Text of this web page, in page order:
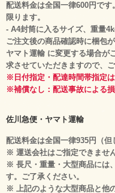
配送料金は全国一律600円で
限ります。
- A4封筒に入るサイズ、重量
ご注文後の商品確認時に梱包
ヤマト運輸 に変更する場合が
求させていただきますので、ご
※日付指定・配達時間帯指定
※補償なし：配送事故による損
佐川急便・ヤマト運輸
配送料金は全国一律935円（但
※ 運送会社はご指定できません
※ 長尺・重量・大型商品には
す。ご了承ください。
※ 上記のような大型商品と他